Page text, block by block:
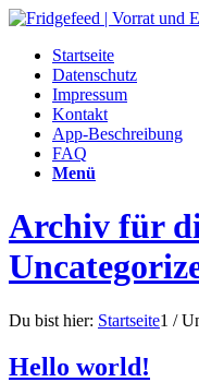
Startseite
Datenschutz
Impressum
Kontakt
App-Beschreibung
FAQ
Menü
Archiv für
Du bist hier: Startseite1 /
Hello world!